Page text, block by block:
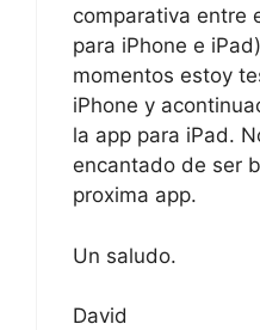
comparativa entre
para iPhone e
momentos estoy
iPhone y
la app para iPad.
encantado de ser
proxima app.
Un saludo.
David